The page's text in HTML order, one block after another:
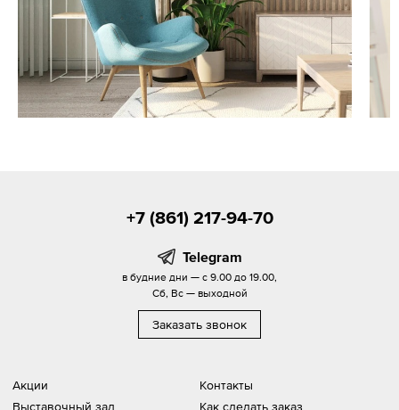
Акции
Выставочный зал
Контакты
Как сделать заказ
+7 (861) 217-94-70
Telegram
в будние дни — с 9.00 до 19.00,
Сб, Вс — выходной
Заказать звонок